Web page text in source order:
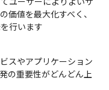
価値を最大化すべく、
行います
スやアプリケーション
の重要性がどんどん上